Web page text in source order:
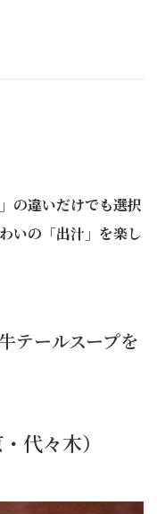
の違いだけでも選択
いの「出汁」を楽し
テールスープを
代々木）